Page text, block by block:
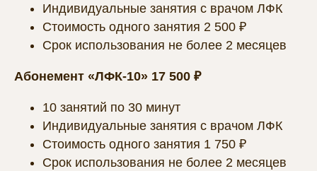
Индивидуальные занятия с врачом ЛФК
Стоимость одного занятия 2 500 ₽
Срок использования не более 2 месяцев
Абонемент «ЛФК-10» 17 500 ₽
10 занятий по 30 минут
Индивидуальные занятия с врачом ЛФК
Стоимость одного занятия 1 750 ₽
Срок использования не более 2 месяцев